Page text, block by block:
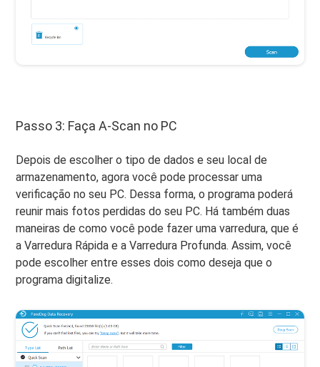
Passo 3: Faça A-Scan no PC
Depois de escolher o tipo de dados e seu local de
armazenamento, agora você pode processar uma
verificação no seu PC. Dessa forma, o programa poderá
reunir mais fotos perdidas do seu PC. Há também duas
maneiras de como você pode fazer uma varredura, que é
a Varredura Rápida e a Varredura Profunda. Assim, você
pode escolher entre esses dois como deseja que o
programa digitalize.